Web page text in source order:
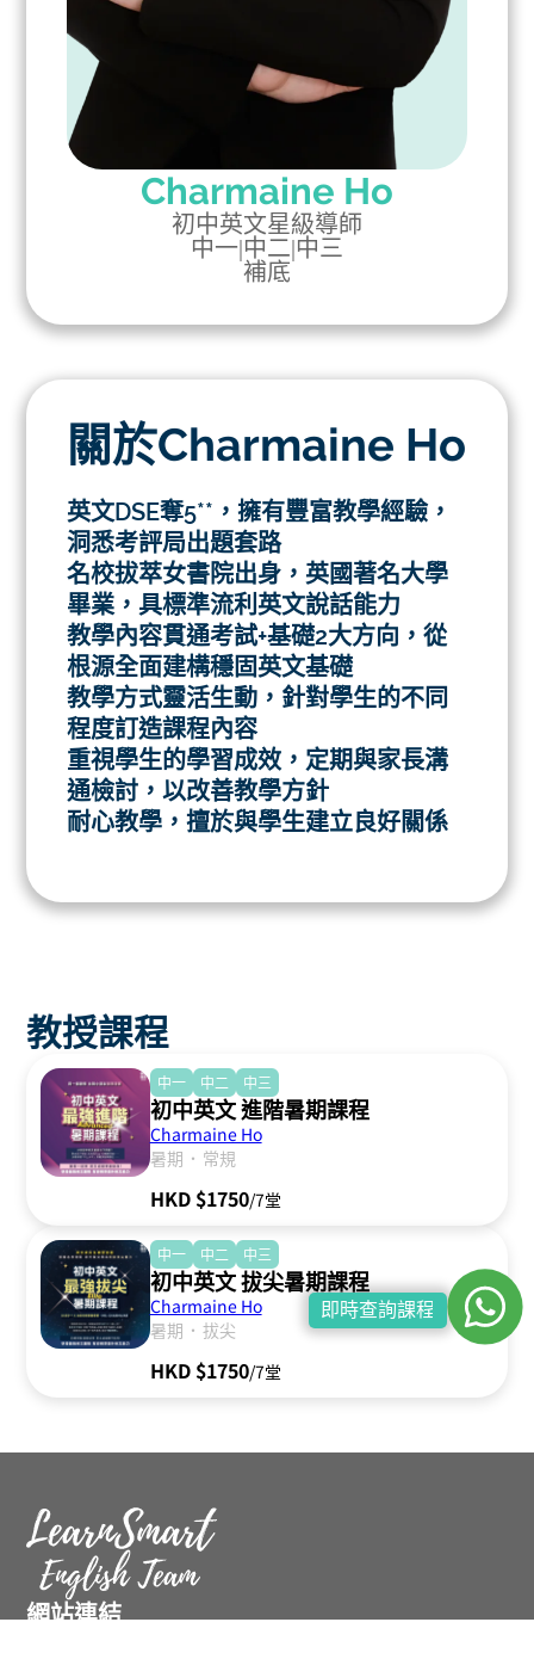
Charmaine Ho
初中英文星級導師
中一|中二|中三
補底
關於Charmaine Ho
英文DSE奪5**，擁有豐富教學經驗，
洞悉考評局出題套路
名校拔萃女書院出身，英國著名大學
畢業，具標準流利英文說話能力
教學內容貫通考試+基礎2大方向，從
根源全面建構穩固英文基礎
教學方式靈活生動，針對學生的不同
程度訂造課程內容
重視學生的學習成效，定期與家長溝
通檢討，以改善教學方針
耐心教學，擅於與學生建立良好關係
教授課程
中一 中二 中三
初中英文 進階暑期課程
Charmaine Ho
暑期 ． 常規
HKD $1750/7堂
中一 中二 中三
初中英文 拔尖暑期課程
Charmaine Ho
暑期 ． 拔尖
HKD $1750/7堂
即時查詢課程
網站連結